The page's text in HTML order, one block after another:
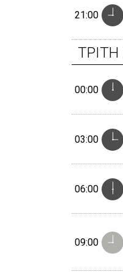
21:00
ΤΡΙΤΗ
00:00
03:00
06:00
09:00